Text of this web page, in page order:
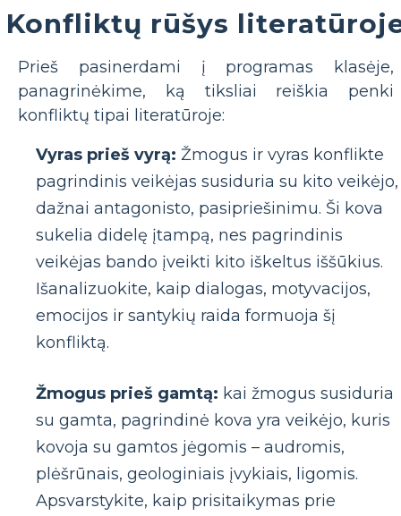
Konfliktų rūšys
Prieš pasinerdami į programas klasėje,
panagrinėkime, ką tiksliai reiškia penki
konfliktų tipai literatūroje:
Vyras prieš vyrą: Žmogus ir vyras konflikte
pagrindinis veikėjas susiduria su kito veikėjo,
dažnai antagonisto, pasipriešinimu. Ši kova
sukelia didelę įtampą, nes pagrindinis
veikėjas bando įveikti kito iškeltus iššūkius.
Išanalizuokite, kaip dialogas, motyvacijos,
emocijos ir santykių raida formuoja šį
konfliktą.
Žmogus prieš gamtą: kai žmogus susiduria
su gamta, pagrindinė kova yra veikėjo, kuris
kovoja su gamtos jėgomis – audromis,
plėšrūnais, geologiniais įvykiais, ligomis.
Apsvarstykite, kaip prisitaikymas prie